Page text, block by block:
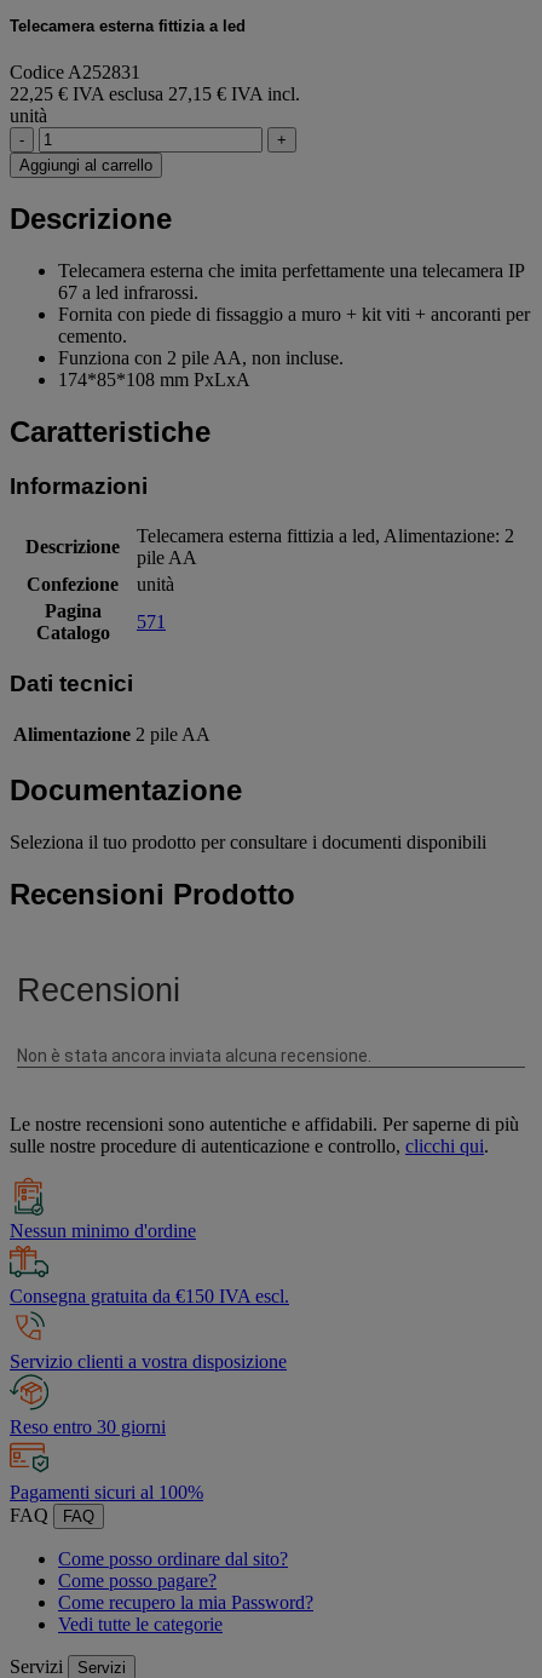
Telecamera esterna fittizia a led
Codice A252831
22,25 € IVA esclusa 27,15 € IVA incl.
unità
-
+
Aggiungi al carrello
Descrizione
Telecamera esterna che imita perfettamente una telecamera IP
67 a led infrarossi.
Fornita con piede di fissaggio a muro + kit viti + ancoranti per
cemento.
Funziona con 2 pile AA, non incluse.
174*85*108 mm PxLxA
Caratteristiche
Informazioni
Descrizione
Telecamera esterna fittizia a led, Alimentazione: 2
pile AA
Confezione
unità
Pagina
Catalogo
571
Dati tecnici
Alimentazione 2 pile AA
Documentazione
Seleziona il tuo prodotto per consultare i documenti disponibili
Recensioni Prodotto
Le nostre recensioni sono autentiche e affidabili. Per saperne di più
sulle nostre procedure di autenticazione e controllo, clicchi qui.
Nessun minimo d'ordine
Consegna gratuita da €150 IVA escl.
Servizio clienti a vostra disposizione
Reso entro 30 giorni
Pagamenti sicuri al 100%
FAQ
FAQ
Come posso ordinare dal sito?
Come posso pagare?
Come recupero la mia Password?
Vedi tutte le categorie
Servizi Servizi